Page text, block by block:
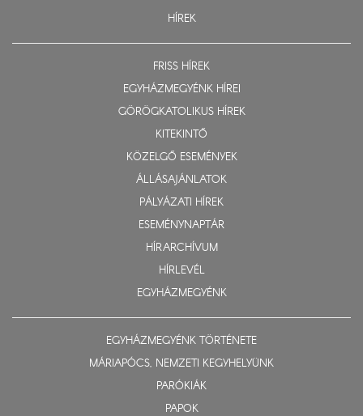
HÍREK
FRISS HÍREK
EGYHÁZMEGYÉNK HÍREI
GÖRÖGKATOLIKUS HÍREK
KITEKINTŐ
KÖZELGŐ ESEMÉNYEK
ÁLLÁSAJÁNLATOK
PÁLYÁZATI HÍREK
ESEMÉNYNAPTÁR
HÍRARCHÍVUM
HÍRLEVÉL
EGYHÁZMEGYÉNK
EGYHÁZMEGYÉNK TÖRTÉNETE
MÁRIAPÓCS, NEMZETI KEGYHELYÜNK
PARÓKIÁK
PAPOK